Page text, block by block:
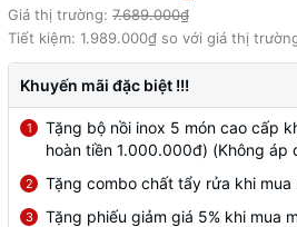
Giá thị trường: 7.689.000₫
Tiết kiệm: 1.989.000₫ so với giá thị
Khuyến mãi đặc biệt !!!
1
Tặng bộ nồi inox 5 món cao cấp
hoàn tiền 1.000.000đ) (Không áp
2 Tặng combo chất tẩy rửa khi mua
3 Tặng phiếu giảm giá 5% khi mua